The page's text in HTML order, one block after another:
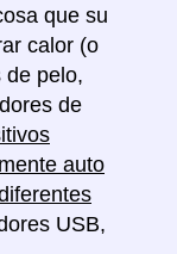
que su
calor (o
de pelo,
de
auto
USB,